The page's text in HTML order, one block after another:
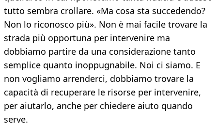
tutto sembra crollare. «Ma cosa sta succedendo?
Non lo riconosco più». Non è mai facile trovare la
strada più opportuna per intervenire ma
dobbiamo partire da una considerazione tanto
semplice quanto inoppugnabile. Noi ci siamo. E
non vogliamo arrenderci, dobbiamo trovare la
capacità di recuperare le risorse per intervenire,
per aiutarlo, anche per chiedere aiuto quando
serve.